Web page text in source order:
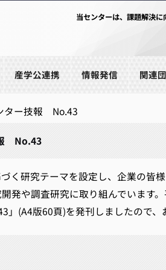
当センターは、課題解決に
産学公連携 情報発信 関連
ター技報 No.43
No.43
く研究テーマを設定し、企業の皆
発や調査研究に取り組んでいます
(A4版60頁)を発刊しましたので、